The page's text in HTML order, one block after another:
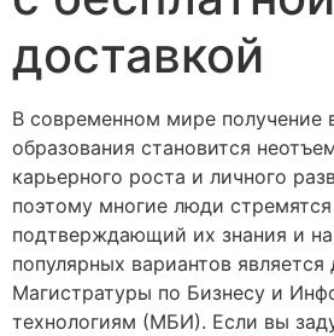
доставкой
В современном мире получение
образования становится
карьерного роста и личного
поэтому многие люди
подтверждающий их знания и
популярных вариантов является
Магистратуры по Бизнесу и
технологиям (МБИ). Если вы